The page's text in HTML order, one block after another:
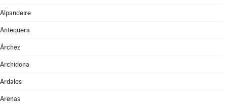
Alpandeire
Antequera
Árchez
Archidona
Ardales
Arenas